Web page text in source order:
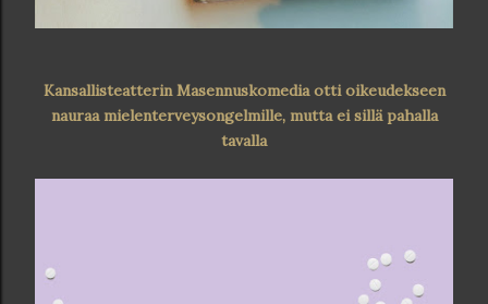
Kansallisteatterin Masennuskomedia otti oikeudekseen
nauraa mielenterveysongelmille, mutta ei sillä pahalla
tavalla